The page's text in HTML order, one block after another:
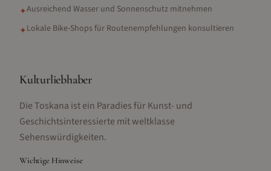
✦Ausreichend Wasser und Sonnenschutz mitnehmen
✦Lokale Bike-Shops für Routenempfehlungen konsultieren
Kulturliebhaber
Die Toskana ist ein Paradies für Kunst- und
Geschichtsinteressierte mit weltklasse
Sehenswürdigkeiten.
Wichtige Hinweise